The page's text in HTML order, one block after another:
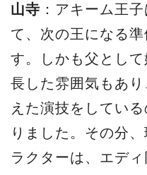
山寺 ：アキーム王
て、次の王になる
す。しかも父とし
長した雰囲気もあ
えた演技をしてい
りました。その分
ラクターは、エデ